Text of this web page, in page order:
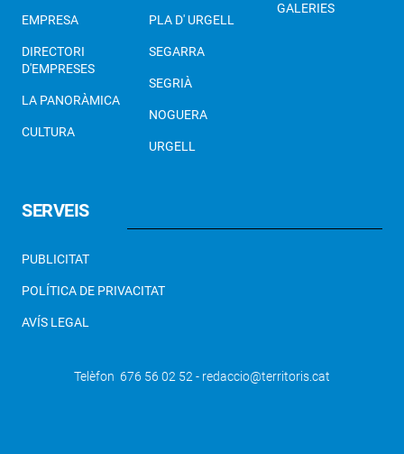
EMPRESA
DIRECTORI
D'EMPRESES
LA PANORÀMICA
CULTURA
PLA D' URGELL
SEGARRA
SEGRIÀ
NOGUERA
URGELL
GALERIES
SERVEIS
PUBLICITAT
POLÍTICA DE PRIVACITAT
AVÍS LEGAL
Telèfon 676 56 02 52 - redaccio@territoris.cat